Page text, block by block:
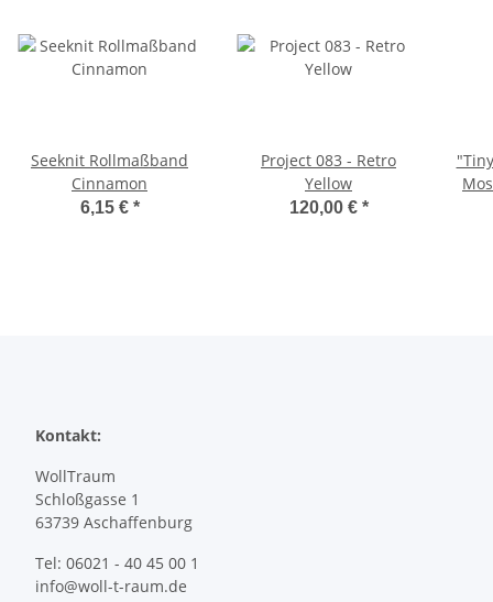
Seeknit Rollmaßband
Cinnamon
6,15 € *
Project 083 - Retro
Yellow
120,00 € *
Kontakt:
WollTraum
Schloßgasse 1
63739 Aschaffenburg
Tel: 06021 - 40 45 00 1
info@woll-t-raum.de